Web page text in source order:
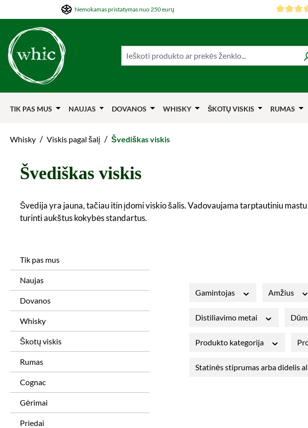
į pagrindinį turinį
Šokti į pagrindinę navigacijąNemokamas pristatymas nuo 250 eurų
TIK PAS MUS NAUJAS DOVANOS WHISKY ŠKOTŲ VISKIS RUMAS
Whisky / Viskis pagal šalį / Švediškas viskis
Švediškas viskis
Švedija yra jauna, tačiau itin įdomi viskio šalis. Vadovaujama tarptautiniu
turinti aukštus kokybės standartus.
Tik pas mus
Naujas
Dovanos
Whisky
Škotų viskis
Rumas
Cognac
Gėrimai
Priedai
Gamintojas Amžius
Distiliavimo metai
Produkto kategorija
Statinės stiprumas arba didelis